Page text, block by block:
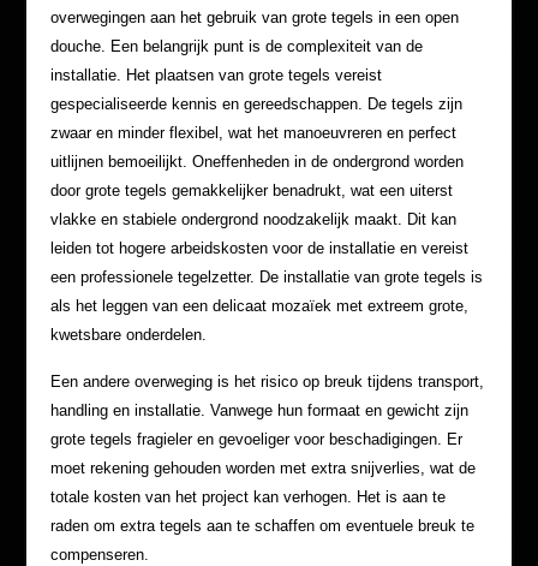
overwegingen aan het gebruik van grote tegels in een open
douche. Een belangrijk punt is de complexiteit van de
installatie. Het plaatsen van grote tegels vereist
gespecialiseerde kennis en gereedschappen. De tegels zijn
zwaar en minder flexibel, wat het manoeuvreren en perfect
uitlijnen bemoeilijkt. Oneffenheden in de ondergrond worden
door grote tegels gemakkelijker benadrukt, wat een uiterst
vlakke en stabiele ondergrond noodzakelijk maakt. Dit kan
leiden tot hogere arbeidskosten voor de installatie en vereist
een professionele tegelzetter. De installatie van grote tegels is
als het leggen van een delicaat mozaïek met extreem grote,
kwetsbare onderdelen.
Een andere overweging is het risico op breuk tijdens transport,
handling en installatie. Vanwege hun formaat en gewicht zijn
grote tegels fragieler en gevoeliger voor beschadigingen. Er
moet rekening gehouden worden met extra snijverlies, wat de
totale kosten van het project kan verhogen. Het is aan te
raden om extra tegels aan te schaffen om eventuele breuk te
compenseren.